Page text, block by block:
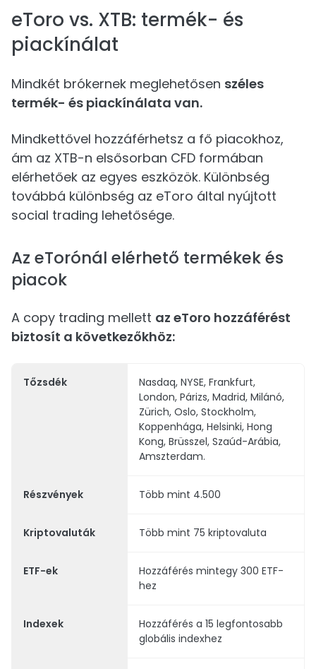
eToro vs. XTB: termék- és
piackínálat
Mindkét brókernek meglehetősen széles
termék- és piackínálata van.
Mindkettővel hozzáférhetsz a fő piacokhoz,
ám az XTB-n elsősorban CFD formában
elérhetőek az egyes eszközök. Különbség
továbbá különbség az eToro által nyújtott
social trading lehetősége.
Az eTorónál elérhető termékek és
piacok
A copy trading mellett az eToro hozzáférést
biztosít a következőkhöz:
Tőzsdék
Nasdaq, NYSE, Frankfurt,
London, Párizs, Madrid, Milánó,
Zürich, Oslo, Stockholm,
Koppenhága, Helsinki, Hong
Kong, Brüsszel, Szaúd-Arábia,
Amszterdam.
Részvények Több mint 4.500
Kriptovaluták Több mint 75 kriptovaluta
ETF-ek
Hozzáférés mintegy 300 ETF-
hez
Indexek
Hozzáférés a 15 legfontosabb
globális indexhez